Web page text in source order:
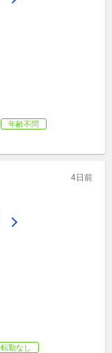
年齢不問
4日前
転勤なし